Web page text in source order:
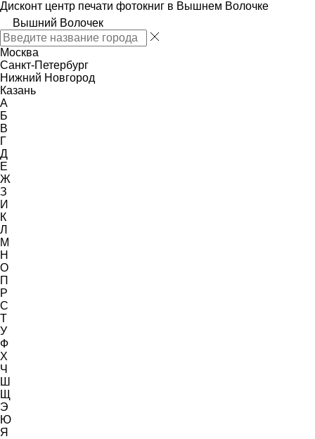
Дисконт центр печати фотокниг в Вышнем Волочке
Вышний Волочек
Москва
Санкт-Петербург
Нижний Новгород
Казань
А
Б
В
Г
Д
Е
Ж
З
И
К
Л
М
Н
О
П
Р
С
Т
У
Ф
Х
Ч
Ш
Щ
Э
Ю
Я